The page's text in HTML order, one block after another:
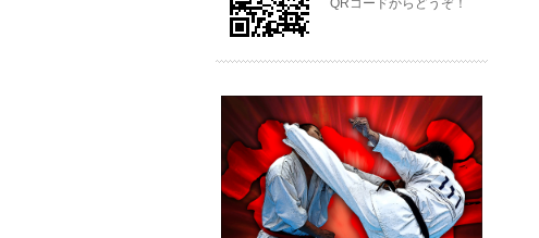
QRコードからどうぞ！